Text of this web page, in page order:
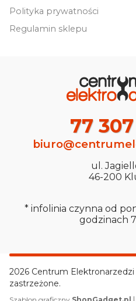
Polityka prywatności
Regulamin sklepu
77
ul.
46-200
* infolinia czynna od
godzinach
2026 Centrum Elektronarzedzi
zastrzeżone.